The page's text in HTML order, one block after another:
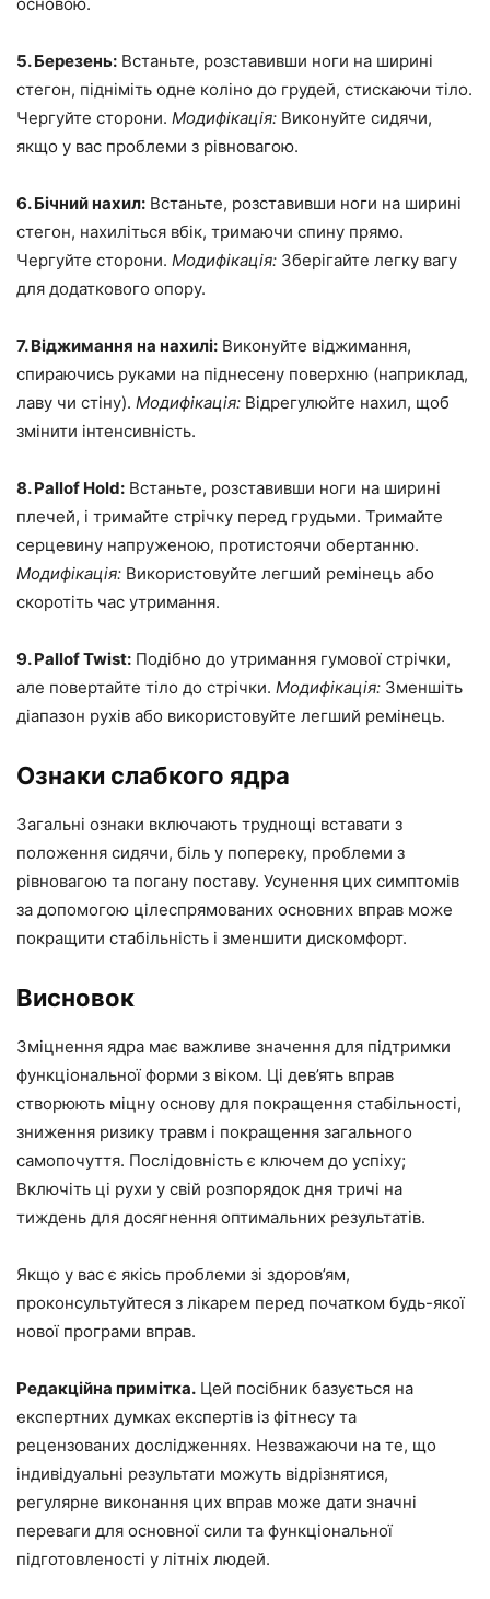
5. Березень: Встаньте, розставивши ноги на ширині
стегон, підніміть одне коліно до грудей, стискаючи тіло.
Чергуйте сторони. Модифікація: Виконуйте сидячи,
якщо у вас проблеми з рівновагою.
6. Бічний нахил: Встаньте, розставивши ноги на ширині
стегон, нахиліться вбік, тримаючи спину прямо.
Чергуйте сторони. Модифікація: Зберігайте легку вагу
для додаткового опору.
7. Віджимання на нахилі: Виконуйте віджимання,
спираючись руками на піднесену поверхню (наприклад,
лаву чи стіну). Модифікація: Відрегулюйте нахил, щоб
змінити інтенсивність.
8. Pallof Hold: Встаньте, розставивши ноги на ширині
плечей, і тримайте стрічку перед грудьми. Тримайте
серцевину напруженою, протистоячи обертанню.
Модифікація: Використовуйте легший ремінець або
скоротіть час утримання.
9. Pallof Twist: Подібно до утримання гумової стрічки,
але повертайте тіло до стрічки. Модифікація: Зменшіть
діапазон рухів або використовуйте легший ремінець.
Ознаки слабкого ядра
Загальні ознаки включають труднощі вставати з
положення сидячи, біль у попереку, проблеми з
рівновагою та погану поставу. Усунення цих симптомів
за допомогою цілеспрямованих основних вправ може
покращити стабільність і зменшити дискомфорт.
Висновок
Зміцнення ядра має важливе значення для підтримки
функціональної форми з віком. Ці дев’ять вправ
створюють міцну основу для покращення стабільності,
зниження ризику травм і покращення загального
самопочуття. Послідовність є ключем до успіху;
Включіть ці рухи у свій розпорядок дня тричі на
тиждень для досягнення оптимальних результатів.
Якщо у вас є якісь проблеми зі здоров’ям,
проконсультуйтеся з лікарем перед початком будь-якої
нової програми вправ.
Редакційна примітка. Цей посібник базується на
експертних думках експертів із фітнесу та
рецензованих дослідженнях. Незважаючи на те, що
індивідуальні результати можуть відрізнятися,
регулярне виконання цих вправ може дати значні
переваги для основної сили та функціональної
підготовленості у літніх людей.